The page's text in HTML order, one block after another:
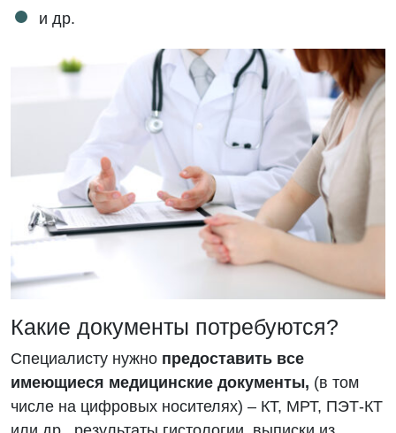
и др.
Какие документы потребуются?
Специалисту нужно предоставить все
имеющиеся медицинские документы, (в том
числе на цифровых носителях) – КТ, МРТ, ПЭТ-КТ